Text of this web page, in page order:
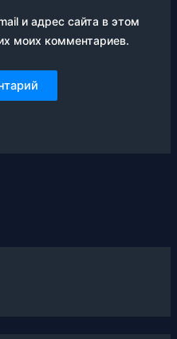
и адрес сайта в этом
моих комментариев.